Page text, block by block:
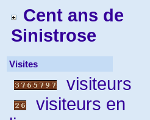
Cent ans de
Sinistrose
Visites
visiteurs
visiteurs en